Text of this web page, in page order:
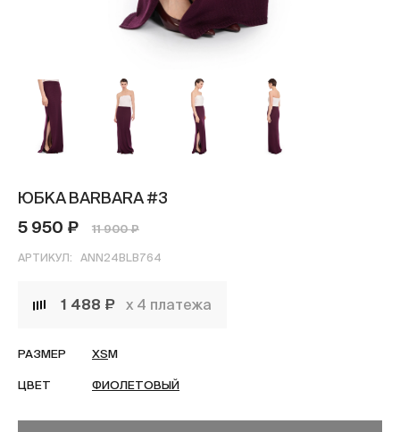
ЮБКА BARBARA #3
5 950 ₽
11 900 ₽
АРТИКУЛ: ANN24BLB764
1 488 ₽ х 4 платежа
РАЗМЕР XSM
ЦВЕТ ФИОЛЕТОВЫЙ